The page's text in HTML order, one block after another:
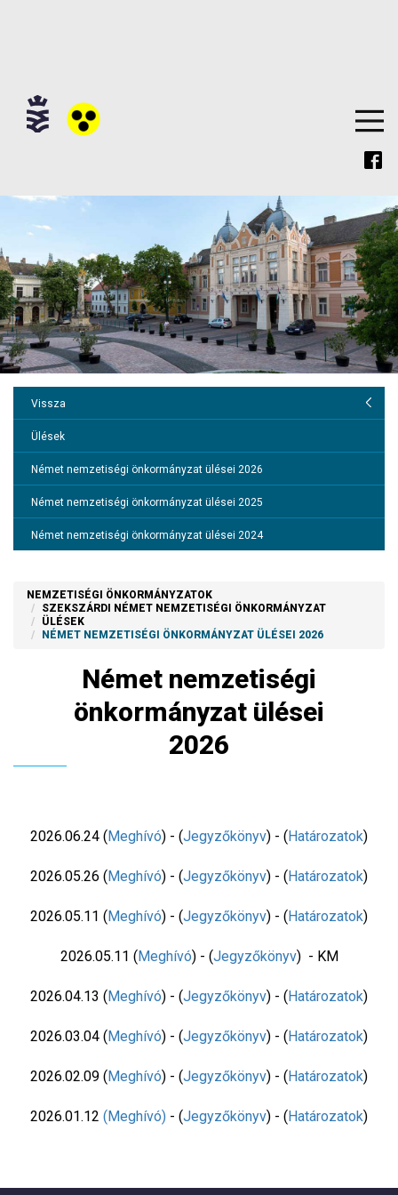
Elérhetőségek
A képviselő-testület tagjai
Költségvetési beszámolók
A nemzetiségi önkorményzat működése SZMSZ
Ülések
Vissza
Ülések
Német nemzetiségi önkormányzat ülései 2026
Német nemzetiségi önkormányzat ülései 2025
Német nemzetiségi önkormányzat ülései 2024
Német nemzetiségi önkormányzat ülései 2022
Német nemzetiségi önkormányzat ülései 2021
Német nemzetiségi önkormányzat ülései 2020
Német nemzetiségi önkormányzat ülései 2019
Német nemzetiségi önkormányzat ülései 2018
Német nemzetiségi önkormányzat ülései 2017
Német nemzetiségi önkormányzat ülései 2015
Német nemzetiségi önkormányzat ülései 2011
Német nemzetiségi önkormányzat ülései 2010
Német nemzetiségi önkormányzat ülései 2009
NEMZETISÉGI ÖNKORMÁNYZATOK
SZEKSZÁRDI NÉMET NEMZETISÉGI ÖNKORMÁNYZAT
ÜLÉSEK
NÉMET NEMZETISÉGI ÖNKORMÁNYZAT ÜLÉSEI 2026
Német nemzetiségi
önkormányzat ülései
2026
2026.06.24 (Meghívó) - (Jegyzőkönyv) - (Határozatok)
2026.05.26 (Meghívó) - (Jegyzőkönyv) - (Határozatok)
2026.05.11 (Meghívó) - (Jegyzőkönyv) - (Határozatok)
2026.05.11 (Meghívó) - (Jegyzőkönyv) - KM
2026.04.13 (Meghívó) - (Jegyzőkönyv) - (Határozatok)
2026.03.04 (Meghívó) - (Jegyzőkönyv) - (Határozatok)
2026.02.09 (Meghívó) - (Jegyzőkönyv) - (Határozatok)
2026.01.12 (Meghívó) - (Jegyzőkönyv) - (Határozatok)